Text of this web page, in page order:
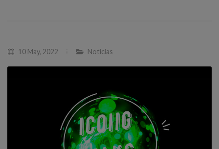
10 May, 2022 Noticias